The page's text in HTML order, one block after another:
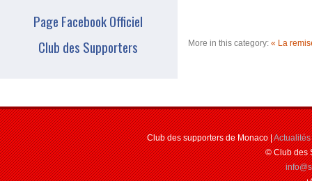
Page Facebook Officiel
Club des Supporters
More in this category: « La
Club des supporters de Monaco |Actualités
© Club des